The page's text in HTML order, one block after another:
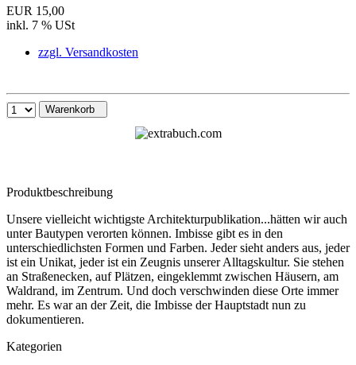
EUR 15,00
inkl. 7 % USt
zzgl. Versandkosten
Warenkorb
Produktbeschreibung
Unsere vielleicht wichtigste Architekturpublikation...hätten wir auch
unter Bautypen verorten können. Imbisse gibt es in den
unterschiedlichsten Formen und Farben. Jeder sieht anders aus, jeder
ist ein Unikat, jeder ist ein Zeugnis unserer Alltagskultur. Sie stehen
an Straßenecken, auf Plätzen, eingeklemmt zwischen Häusern, am
Waldrand, im Zentrum. Und doch verschwinden diese Orte immer
mehr. Es war an der Zeit, die Imbisse der Hauptstadt nun zu
dokumentieren.
Kategorien